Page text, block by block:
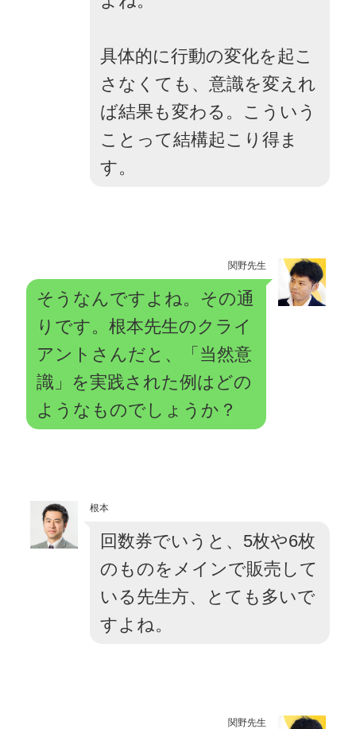
具体的に行動の変化を起こ
さなくても、意識を変えれ
ば結果も変わる。こういう
ことって結構起こり得ま
す。
関野先生
そうなんですよね。その通
りです。根本先生のクライ
アントさんだと、「当然意
識」を実践された例はどの
ようなものでしょうか？
根本
回数券でいうと、5枚や6枚
のものをメインで販売して
いる先生方、とても多いで
すよね。
関野先生